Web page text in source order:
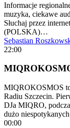
Informacje
muzyka, ciekawe
Słuchaj przez
(POLSKA)…
Sebastian
22:00
MIQROKOSMOS
Radiu Szczecin.
DJa MIQRO,
dużo
00:00